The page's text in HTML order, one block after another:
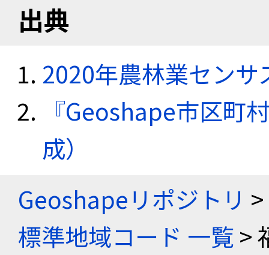
出典
2020年農林業セン
『Geoshape市区町
成）
Geoshapeリポジトリ >
標準地域コード 一覧>